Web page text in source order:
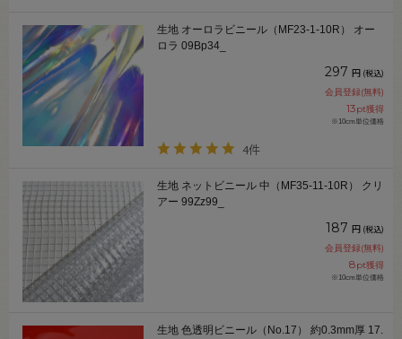
生地 オーロラビニール（MF23-1-10R） オー
ロラ 09Bp34_
297 円 (税込)
会員登録(無料)
13pt獲得
※10cm単位価格
4件
生地 ネットビニール 中（MF35-11-10R） クリ
アー 99Zz99_
187 円 (税込)
会員登録(無料)
8pt獲得
※10cm単位価格
生地 色透明ビニール（No.17） 約0.3mm厚 17.